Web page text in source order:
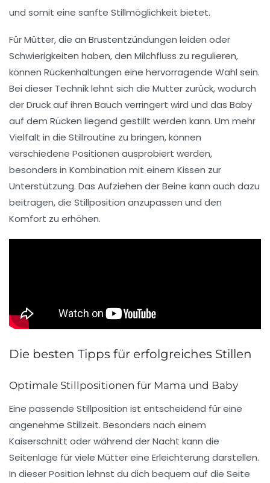
und somit eine sanfte Stillmöglichkeit bietet.
Für Mütter, die an Brustentzündungen leiden oder
Schwierigkeiten haben, den Milchfluss zu regulieren,
können Rückenhaltungen eine hervorragende Wahl sein.
Bei dieser Technik lehnt sich die Mutter zurück, wodurch
der Druck auf ihren Bauch verringert wird und das Baby
auf dem Rücken liegend gestillt werden kann. Um mehr
Vielfalt in die Stillroutine zu bringen, können
verschiedene Positionen ausprobiert werden,
besonders in Kombination mit einem Kissen zur
Unterstützung. Das Aufziehen der Beine kann auch dazu
beitragen, die Stillposition anzupassen und den
Komfort zu erhöhen.
Die besten Tipps für erfolgreiches Stillen
Optimale Stillpositionen für Mama und Baby
Eine passende Stillposition ist entscheidend für eine
angenehme Stillzeit. Besonders nach einem
Kaiserschnitt oder während der Nacht kann die
Seitenlage für viele Mütter eine Erleichterung darstellen.
In dieser Position lehnst du dich bequem auf die Seite